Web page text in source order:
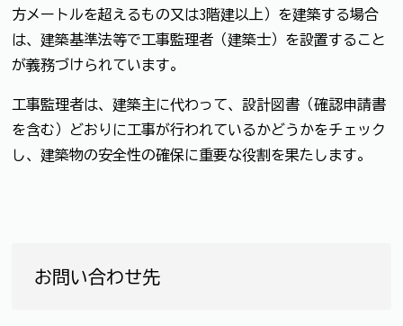
方メートルを超えるもの又は3階建以上）を建築する場合
は、建築基準法等で工事監理者（建築士）を設置すること
が義務づけられています。
工事監理者は、建築主に代わって、設計図書（確認申請書
を含む）どおりに工事が行われているかどうかをチェック
し、建築物の安全性の確保に重要な役割を果たします。
お問い合わせ先